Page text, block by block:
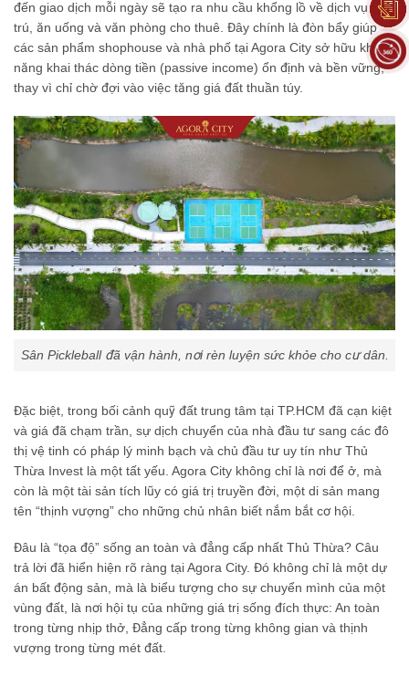
đến giao dịch mỗi ngày sẽ tạo ra nhu cầu khổng lồ về dịch vụ lưu
trú, ăn uống và văn phòng cho thuê. Đây chính là đòn bẩy giúp
các sản phẩm shophouse và nhà phố tại Agora City sở hữu khả
năng khai thác dòng tiền (passive income) ổn định và bền vững,
thay vì chỉ chờ đợi vào việc tăng giá đất thuần túy.
Sân Pickleball đã vận hành, nơi rèn luyện sức khỏe cho cư dân.
Đặc biệt, trong bối cảnh quỹ đất trung tâm tại TP.HCM đã cạn kiệt
và giá đã chạm trần, sự dịch chuyển của nhà đầu tư sang các đô
thị vệ tinh có pháp lý minh bạch và chủ đầu tư uy tín như Thủ
Thừa Invest là một tất yếu. Agora City không chỉ là nơi để ở, mà
còn là một tài sản tích lũy có giá trị truyền đời, một di sản mang
tên “thịnh vượng” cho những chủ nhân biết nắm bắt cơ hội.
Đâu là “tọa độ” sống an toàn và đẳng cấp nhất Thủ Thừa? Câu
trả lời đã hiển hiện rõ ràng tại Agora City. Đó không chỉ là một dự
án bất động sản, mà là biểu tượng cho sự chuyển mình của một
vùng đất, là nơi hội tụ của những giá trị sống đích thực: An toàn
trong từng nhịp thở, Đẳng cấp trong từng không gian và thịnh
vượng trong từng mét đất.